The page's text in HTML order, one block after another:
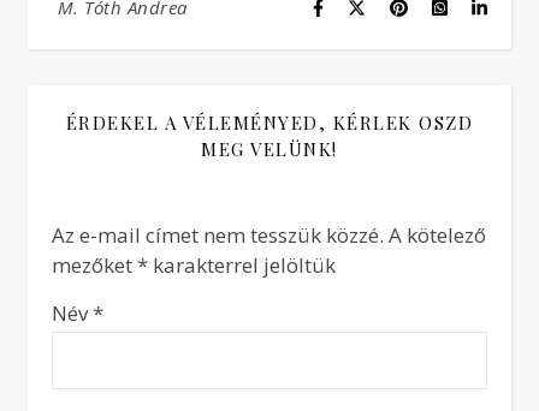
M. Tóth Andrea
ÉRDEKEL A VÉLEMÉNYED, KÉRLEK OSZD
MEG VELÜNK!
Az e-mail címet nem tesszük közzé. A kötelező
mezőket* karakterrel jelöltük
Név*